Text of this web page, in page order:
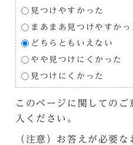
見つけやすかった
まあまあ見つけやすかっ
どちらともいえない
やや見つけにくかった
見つけにくかった
このページに関しての
入ください。
（注意）お答えが必要